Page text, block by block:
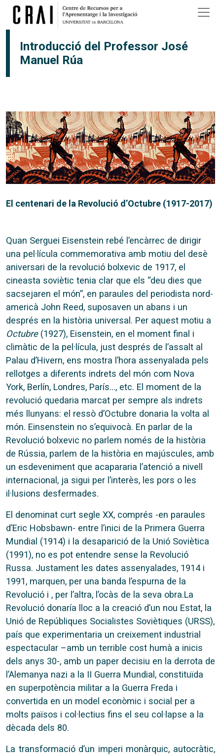
Vés al contingut
Introducció del Professor José
Manuel Rúa
El centenari de la Revolució d’Octubre (1917-2017)
Quan Serguei Eisenstein rebé l’encàrrec de dirigir
una pel·lícula commemorativa amb motiu del desè
aniversari de la revolució bolxevic de 1917, el
cineasta soviètic tenia clar que els “deu dies que
sacsejaren el món”, en paraules del periodista nord-
americà John Reed, suposaven un abans i un
després en la història universal. Per aquest motiu a
Octubre (1927), Eisenstein, en el moment final i
climàtic de la pel·lícula, just després de l’assalt al
Palau d’Hivern, ens mostra l’hora assenyalada pels
rellotges a diferents indrets del món com Nova
York, Berlín, Londres, París…, etc. El moment de la
revolució quedaria marcat per sempre als indrets
més llunyans: el ressò d’Octubre donaria la volta al
món. Einsenstein no s’equivocà. En parlar de la
Revolució bolxevic no parlem només de la història
de Rússia, parlem de la història en majúscules, amb
un esdeveniment que acapararia l’atenció a nivell
internacional, ja sigui per l’interès, les pors o les
il·lusions desfermades.
El denominat curt segle XX, comprés -en paraules
d’Eric Hobsbawn- entre l’inici de la Primera Guerra
Mundial (1914) i la desaparició de la Unió Soviètica
(1991), no es pot entendre sense la Revolució
Russa. Justament les dates assenyalades, 1914 i
1991, marquen, per una banda l’espurna de la
Revolució i , per l’altra, l’ocàs de la seva obra.La
Revolució donaría lloc a la creació d’un nou Estat, la
Unió de Repúbliques Socialistes Soviètiques (URSS),
país que experimentaria un creixement industrial
espectacular –amb un terrible cost humà a inicis
dels anys 30-, amb un paper decisiu en la derrota de
l’Alemanya nazi a la II Guerra Mundial, constituïda
en superpotència militar a la Guerra Freda i
convertida en un model econòmic i social per a
molts països i col·lectius fins el seu col·lapse a la
dècada dels 80.
La transformació d’un imperi monàrquic, autocràtic,